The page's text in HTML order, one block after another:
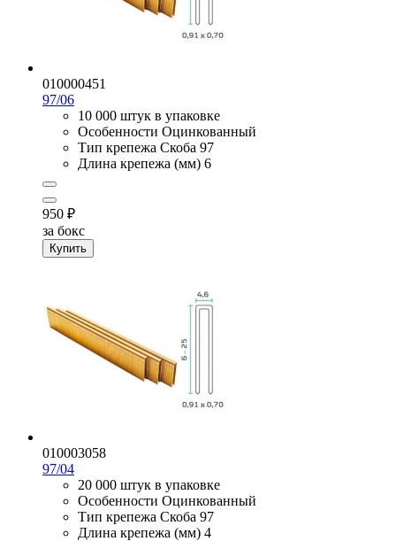
010000451
97/06
10 000 штук в упаковке
Особенности Оцинкованный
Тип крепежа Скоба 97
Длина крепежа (мм) 6
950 ₽
за бокс
Купить
010003058
97/04
20 000 штук в упаковке
Особенности Оцинкованный
Тип крепежа Скоба 97
Длина крепежа (мм) 4